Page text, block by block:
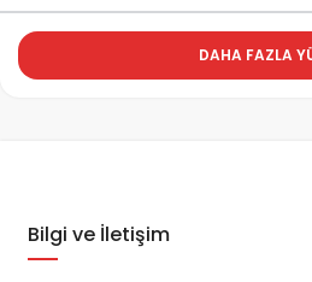
DAHA FAZLA
Bilgi ve İletişim